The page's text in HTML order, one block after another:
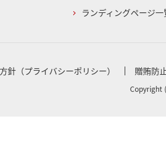
ランディングページ一
針（プライバシーポリシー） 贈賄防
Copyright